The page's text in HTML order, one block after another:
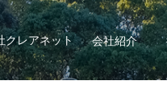
クレアネット 会社紹介